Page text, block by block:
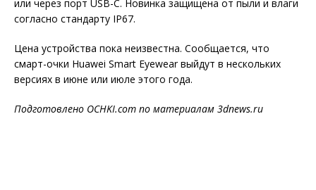
или через порт USB-C. Новинка защищена от пыли и влаги
согласно стандарту IP67.
Цена устройства пока неизвестна. Сообщается, что
смарт-очки Huawei Smart Eyewear выйдут в нескольких
версиях в июне или июле этого года.
Подготовлено OCHKI.com по материалам 3dnews.ru